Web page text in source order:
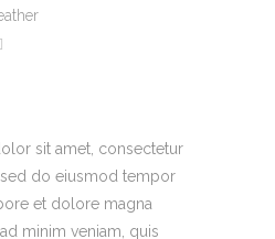
sit amet, consectetur
do eiusmod tempor
et dolore magna
minim veniam, quis